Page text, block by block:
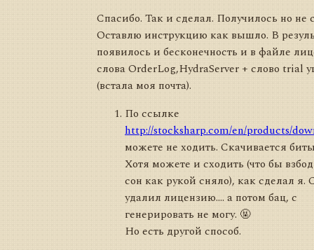
Спасибо. Так и сделал. Получилось но не
Оставлю инструкцию как вышло. В
появилось и бесконечность и в файле
слова OrderLog,HydraServer + слово trial
(встала моя почта).
По ссылке
http://stocksharp.com/en/products/
можете не ходить. Скачивается
Хотя можете и сходить (что бы
сон как рукой сняло), как сделал я.
удалил лицензию.... а потом бац, с
генерировать не могу. 🤬
Но есть другой способ.